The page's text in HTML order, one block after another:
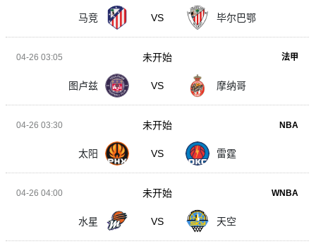
马竞 VS 毕尔巴鄂
04-26 03:05 法甲
图卢兹 VS 摩纳哥
未开始
04-26 03:30 NBA
太阳 VS 雷霆
未开始
04-26 04:00 WNBA
水星 VS 天空
未开始